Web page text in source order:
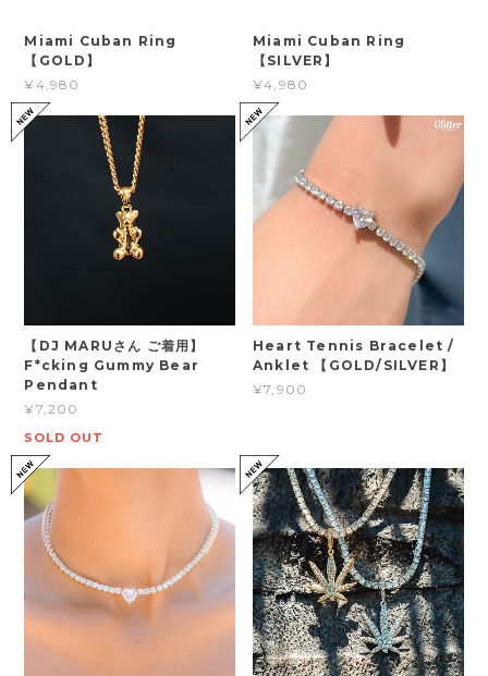
Miami Cuban Ring
【GOLD】
¥4,980
Miami Cuban Ring
【SILVER】
¥4,980
【DJ MARUさん ご着用】
F*cking Gummy Bear
Pendant
¥7,200
SOLD OUT
Heart Tennis Bracelet /
Anklet 【GOLD/SILVER】
¥7,900